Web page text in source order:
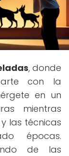
, donde
con la
en un
mientras
las técnicas
épocas.
de las